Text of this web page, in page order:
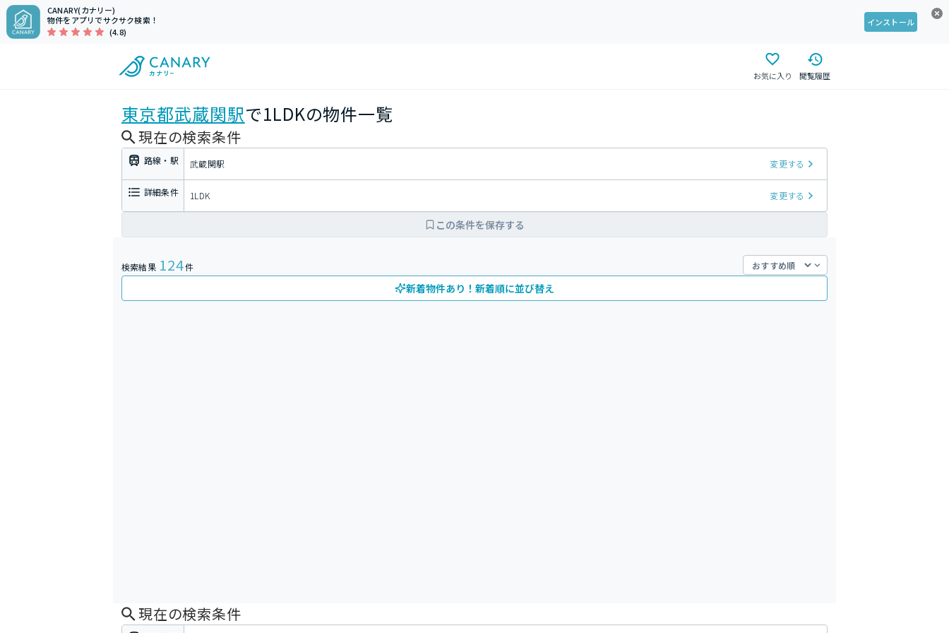
CANARY(カナリー)
物件をアプリでサクサク検索！
(4.8)
インストール
お気に入り 閲覧履歴
東京都武蔵関駅で1LDKの物件一覧
現在の検索条件
路線・駅 武蔵関駅 変更する
詳細条件 1LDK 変更する
この条件を保存する
検索結果 124件
新着物件あり！新着順に並び替え
現在の検索条件